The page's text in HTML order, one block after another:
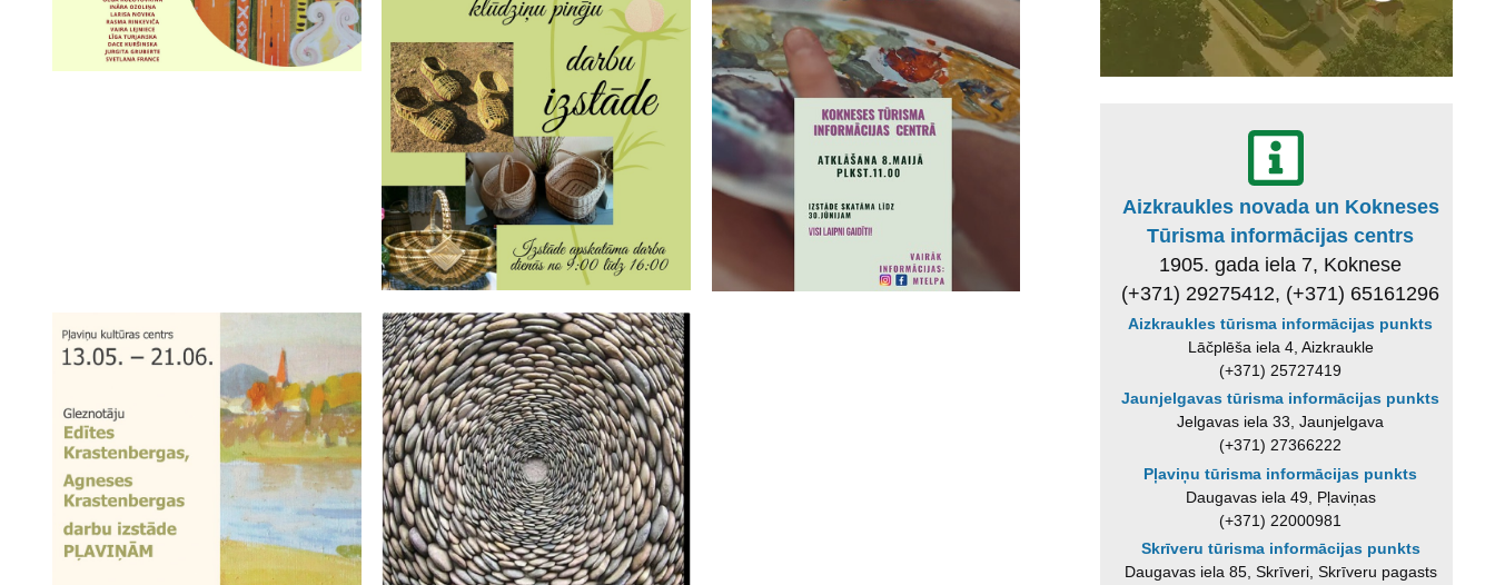
Aizkraukles novada un Kokneses
Tūrisma informācijas centrs
1905. gada iela 7, Koknese
(+371) 29275412, (+371) 65161296
Aizkraukles tūrisma informācijas punkts
Lāčplēša iela 4, Aizkraukle
(+371) 25727419
Jaunjelgavas tūrisma informācijas punkts
Jelgavas iela 33, Jaunjelgava
(+371) 27366222
Pļaviņu tūrisma informācijas punkts
Daugavas iela 49, Pļaviņas
(+371) 22000981
Skrīveru tūrisma informācijas punkts
Daugavas iela 85, Skrīveri, Skrīveru pagasts